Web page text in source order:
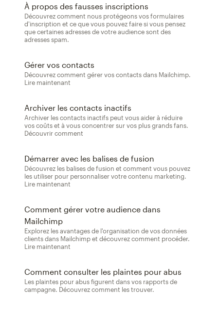
À propos des fausses inscriptions
Découvrez comment nous protégeons vos formulaires
d'inscription et ce que vous pouvez faire si vous pensez
que certaines adresses de votre audience sont des
adresses spam.
Gérer vos contacts
Découvrez comment gérer vos contacts dans Mailchimp.
Lire maintenant
Archiver les contacts inactifs
Archiver les contacts inactifs peut vous aider à réduire
vos coûts et à vous concentrer sur vos plus grands fans.
Découvrir comment
Démarrer avec les balises de fusion
Découvrez les balises de fusion et comment vous pouvez
les utiliser pour personnaliser votre contenu marketing.
Lire maintenant
Comment gérer votre audience dans
Mailchimp
Explorez les avantages de l'organisation de vos données
clients dans Mailchimp et découvrez comment procéder.
Lire maintenant
Comment consulter les plaintes pour abus
Les plaintes pour abus figurent dans vos rapports de
campagne. Découvrez comment les trouver.